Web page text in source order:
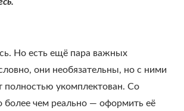
Но есть ещё пара важных
они необязательны, но с ними
полностью укомплектован. Со
более чем реально — оформить её